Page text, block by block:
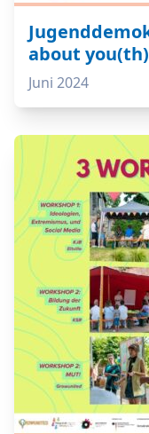
about
Juni 2024